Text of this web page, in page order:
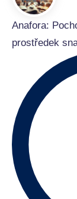
Anafora:
prostředek